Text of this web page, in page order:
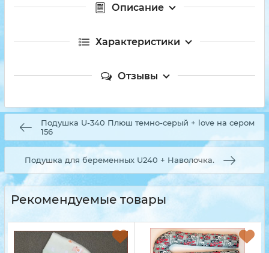
Описание
Характеристики
Отзывы
Подушка U-340 Плюш темно-серый + love на сером
156
Подушка для беременных U240 + Наволочка.
Рекомендуемые товары